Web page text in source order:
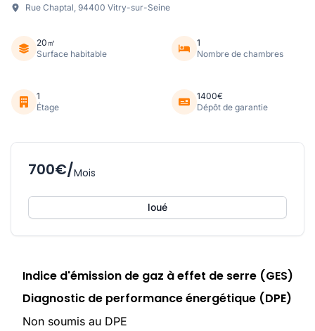
Rue Chaptal, 94400 Vitry-sur-Seine
20㎡
Surface habitable
1
Nombre de chambres
1
Étage
1400€
Dépôt de garantie
700€/Mois
loué
Indice d'émission de gaz à effet de serre (GES)
Diagnostic de performance énergétique (DPE)
Non soumis au DPE